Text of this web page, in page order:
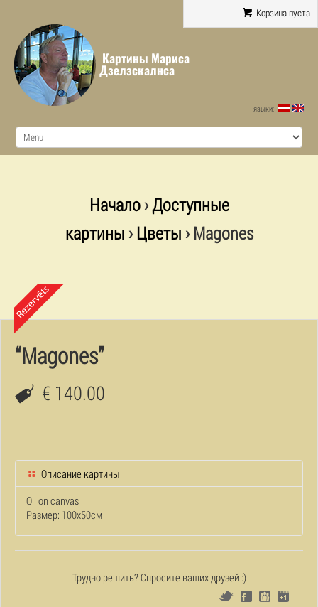
Корзина пуста
Картины Мариса
Дзелзскалнса
языки:
Начало›Доступные
картины ›Цветы › Magones
“Magones”
€ 140.00
Описание картины
Oil on canvas
Размер: 100x50см
Трудно решить? Спросите ваших друзей :)